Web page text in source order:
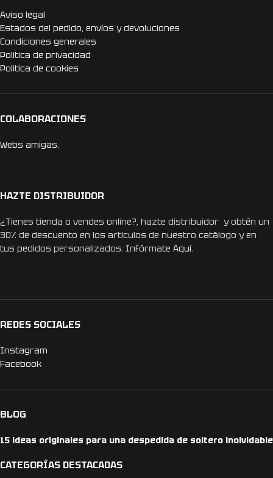
Aviso legal
Estados del pedido, envíos y devoluciones
Condiciones generales
Politica de privacidad
Politica de cookies
COLABORACIONES
Webs amigas.
HAZTE DISTRIBUIDOR
¿Tienes tienda o vendes online?, hazte distribuidor y obtén un
30% de descuento en los artículos de nuestro catálogo y en
tus pedidos personalizados. Infórmate Aquí.
REDES SOCIALES
Instagram
Facebook
BLOG
15 ideas originales para una despedida de soltero inolvidable
CATEGORÍAS DESTACADAS